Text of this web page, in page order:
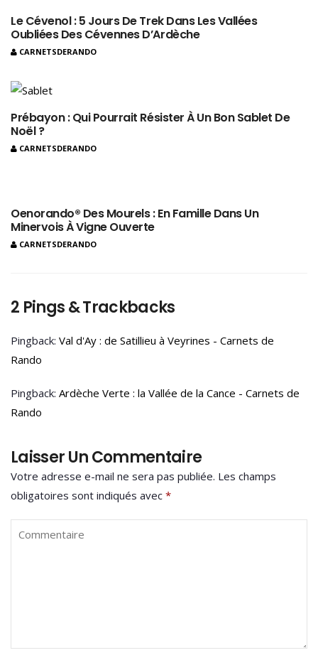
Le Cévenol : 5 Jours De Trek Dans Les Vallées
Oubliées Des Cévennes D’Ardèche
CARNETSDERANDO
Prébayon : Qui Pourrait Résister À Un Bon Sablet De
Noël ?
CARNETSDERANDO
Oenorando® Des Mourels : En Famille Dans Un
Minervois À Vigne Ouverte
CARNETSDERANDO
2 Pings & Trackbacks
Pingback: Val d'Ay : de Satillieu à Veyrines - Carnets de
Rando
Pingback: Ardèche Verte : la Vallée de la Cance - Carnets de
Rando
Laisser Un Commentaire
Votre adresse e-mail ne sera pas publiée. Les champs
obligatoires sont indiqués avec *